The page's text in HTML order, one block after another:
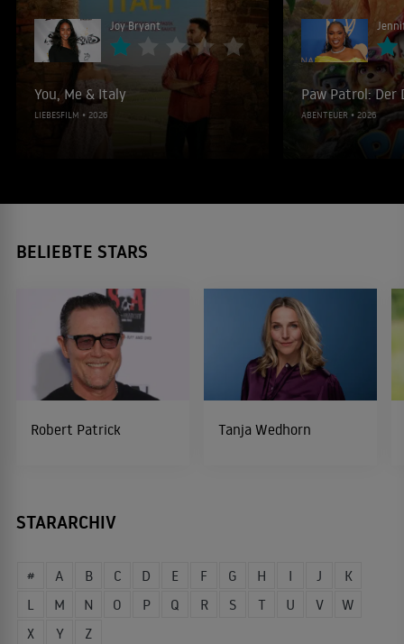
You, Me & Italy
LIEBESFILM • 2026
Joy Bryant
Paw Patrol: Der
ABENTEUER • 2026
BELIEBTE STARS
Robert Patrick Tanja Wedhorn
STARARCHIV
# A B C D E F G H I J
K
L
M N O P Q R S T U V
W
X
Y Z